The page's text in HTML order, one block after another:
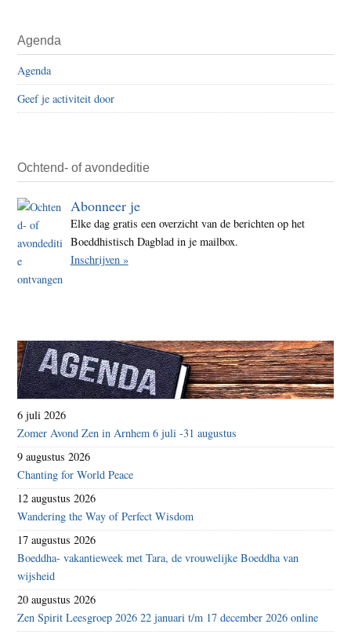
Agenda
Agenda
Geef je activiteit door
Ochtend- of avondeditie
Abonneer je
Elke dag gratis een overzicht van de berichten op het
Boeddhistisch Dagblad in je mailbox.
Inschrijven »
6 juli 2026
Zomer Avond Zen in Arnhem 6 juli -31 augustus
9 augustus 2026
Chanting for World Peace
12 augustus 2026
Wandering the Way of Perfect Wisdom
17 augustus 2026
Boeddha- vakantieweek met Tara, de vrouwelijke Boeddha van
wijsheid
20 augustus 2026
Zen Spirit Leesgroep 2026 22 januari t/m 17 december 2026 online